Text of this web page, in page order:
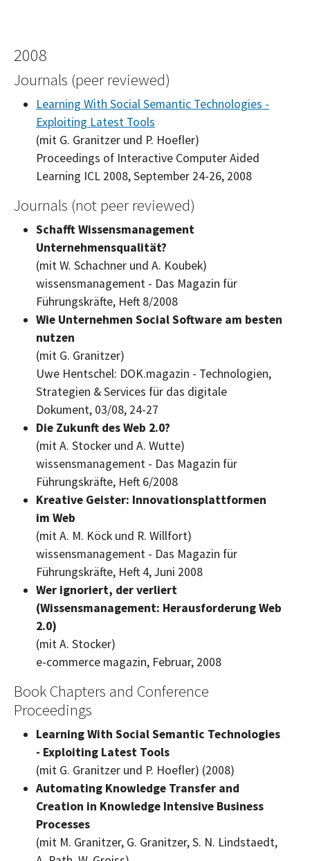
2008
Journals (peer reviewed)
Learning With Social Semantic Technologies -
Exploiting Latest Tools
(mit G. Granitzer und P. Hoefler)
Proceedings of Interactive Computer Aided
Learning ICL 2008, September 24-26, 2008
Journals (not peer reviewed)
Schafft Wissensmanagement
Unternehmensqualität?
(mit W. Schachner und A. Koubek)
wissensmanagement - Das Magazin für
Führungskräfte, Heft 8/2008
Wie Unternehmen Social Software am besten
nutzen
(mit G. Granitzer)
Uwe Hentschel: DOK.magazin - Technologien,
Strategien & Services für das digitale
Dokument, 03/08, 24-27
Die Zukunft desWeb 2.0?
(mit A. Stocker und A. Wutte)
wissensmanagement - Das Magazin für
Führungskräfte, Heft 6/2008
Kreative Geister: Innovationsplattformen
im Web
(mit A. M. Köck und R. Willfort)
wissensmanagement - Das Magazin für
Führungskräfte, Heft 4, Juni 2008
Wer ignoriert, der verliert
(Wissensmanagement: Herausforderung Web
2.0)
(mit A. Stocker)
e-commerce magazin, Februar, 2008
Book Chapters and Conference
Proceedings
Learning With Social Semantic Technologies
- Exploiting Latest Tools
(mit G. Granitzer und P. Hoefler) (2008)
Automating Knowledge Transfer and
Creation in Knowledge Intensive Business
Processes
(mit M. Granitzer, G. Granitzer, S. N. Lindstaedt,